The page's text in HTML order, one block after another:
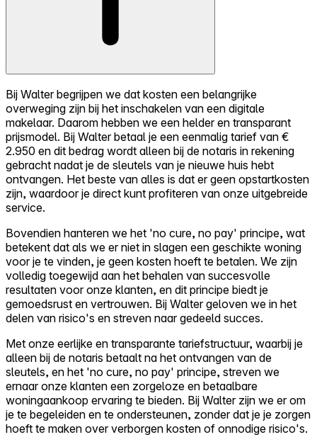
Bij Walter begrijpen we dat kosten een belangrijke
overweging zijn bij het inschakelen van een digitale
makelaar. Daarom hebben we een helder en transparant
prijsmodel. Bij Walter betaal je een eenmalig tarief van €
2.950 en dit bedrag wordt alleen bij de notaris in rekening
gebracht nadat je de sleutels van je nieuwe huis hebt
ontvangen. Het beste van alles is dat er geen opstartkosten
zijn, waardoor je direct kunt profiteren van onze uitgebreide
service.
Bovendien hanteren we het 'no cure, no pay' principe, wat
betekent dat als we er niet in slagen een geschikte woning
voor je te vinden, je geen kosten hoeft te betalen. We zijn
volledig toegewijd aan het behalen van succesvolle
resultaten voor onze klanten, en dit principe biedt je
gemoedsrust en vertrouwen. Bij Walter geloven we in het
delen van risico's en streven naar gedeeld succes.
Met onze eerlijke en transparante tariefstructuur, waarbij je
alleen bij de notaris betaalt na het ontvangen van de
sleutels, en het 'no cure, no pay' principe, streven we
ernaar onze klanten een zorgeloze en betaalbare
woningaankoop ervaring te bieden. Bij Walter zijn we er om
je te begeleiden en te ondersteunen, zonder dat je je zorgen
hoeft te maken over verborgen kosten of onnodige risico's.